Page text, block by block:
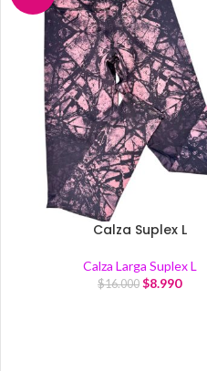
Calza Suplex L
Calza Larga Suplex L
$16.000 $8.990